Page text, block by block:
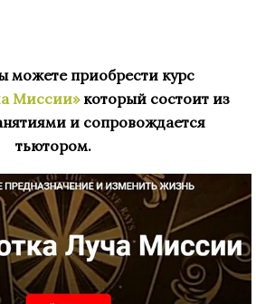
можете приобрести курс
Миссии»который состоит из
и сопровождается
тьютором.